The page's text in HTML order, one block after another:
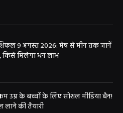
9 अगस्त 2026: मेष से मीन तक जानें
मिलेगा धन लाभ
उम्र के बच्चों के लिए सोशल मीडिया बैन!
की तैयारी